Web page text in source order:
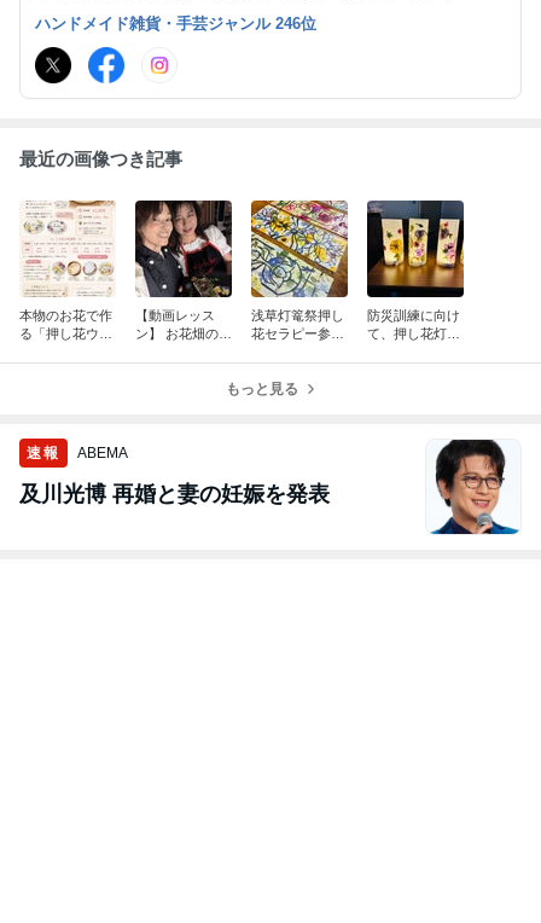
みんなのうたアニメ・作品制作・本の挿絵・お花のＨＯＷ ＴＯ本
の執筆 デコクレイクラフト、クレイケーキ、押花、のお稽古サロ
ン開催中！
ハンドメイド雑貨・手芸ジャンル 246位
最近の画像つき記事
本物のお花で作
る「押し花ウェ
【動画レッス
ン】 お花畑のよ
浅草灯篭祭押し
花セラピー参加
防災訓練に向け
て、押し花灯篭
もっと見る
速報 ABEMA
及川光博 再婚と妻の妊娠を発表